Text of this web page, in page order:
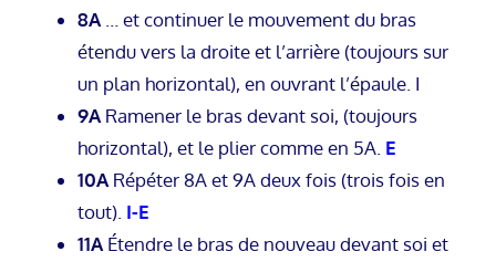
8A … et continuer le mouvement du bras
étendu vers la droite et l’arrière (toujours sur
un plan horizontal), en ouvrant l’épaule. I
9A Ramener le bras devant soi, (toujours
horizontal), et le plier comme en 5A. E
10A Répéter 8A et 9A deux fois (trois fois en
tout). I-E
11A Étendre le bras de nouveau devant soi et